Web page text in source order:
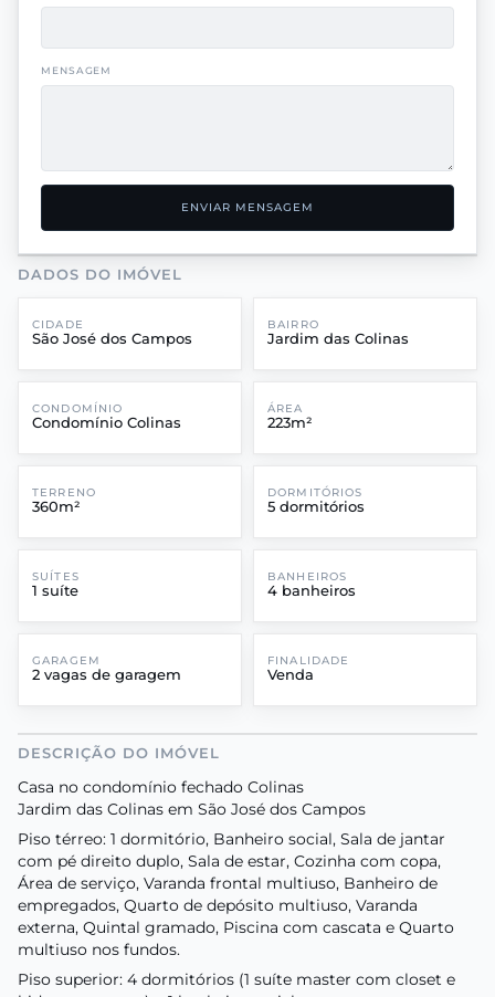
MENSAGEM
ENVIAR MENSAGEM
DADOS DO IMÓVEL
CIDADE
São José dos Campos
BAIRRO
Jardim das Colinas
CONDOMÍNIO
Condomínio Colinas
ÁREA
223m²
TERRENO
360m²
DORMITÓRIOS
5 dormitórios
SUÍTES
1 suíte
BANHEIROS
4 banheiros
GARAGEM
2 vagas de garagem
FINALIDADE
Venda
DESCRIÇÃO DO IMÓVEL
Casa no condomínio fechado Colinas
Jardim das Colinas em São José dos Campos
Piso térreo: 1 dormitório, Banheiro social, Sala de jantar
com pé direito duplo, Sala de estar, Cozinha com copa,
Área de serviço, Varanda frontal multiuso, Banheiro de
empregados, Quarto de depósito multiuso, Varanda
externa, Quintal gramado, Piscina com cascata e Quarto
multiuso nos fundos.
Piso superior: 4 dormitórios (1 suíte master com closet e